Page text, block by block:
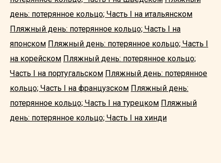
день: потерянное кольцо; Часть I на итальянском
Пляжный день: потерянное кольцо; Часть I на
японском Пляжный день: потерянное кольцо; Часть I
на корейском Пляжный день: потерянное кольцо;
Часть I на португальском Пляжный день: потерянное
кольцо; Часть I на французском Пляжный день:
потерянное кольцо; Часть I на турецком Пляжный
день: потерянное кольцо; Часть I на хинди